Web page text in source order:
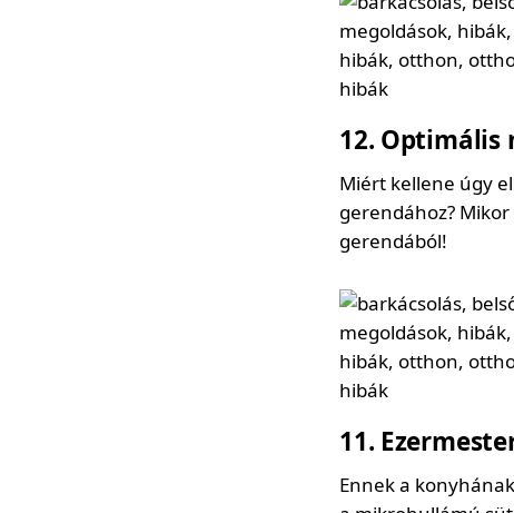
12 Optimális
Miért kellene úgy
gerendához?
gerendából!
11
Ennek a